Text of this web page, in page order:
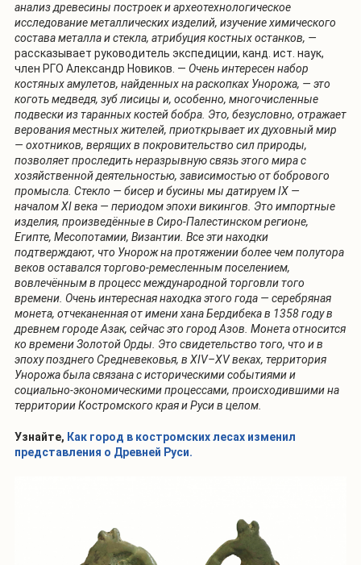
анализ древесины построек и археотехнологическое
исследование металлических изделий, изучение химического
состава металла и стекла, атрибуция костных останков, —
рассказывает руководитель экспедиции, канд. ист. наук,
член РГО Александр Новиков. — Очень интересен набор
костяных амулетов, найденных на раскопках Унорожа, — это
коготь медведя, зуб лисицы и, особенно, многочисленные
подвески из таранных костей бобра. Это, безусловно, отражает
верования местных жителей, приоткрывает их духовный мир
— охотников, верящих в покровительство сил природы,
позволяет проследить неразрывную связь этого мира с
хозяйственной деятельностью, зависимостью от бобрового
промысла. Стекло — бисер и бусины мы датируем IX —
началом XI века — периодом эпохи викингов. Это импортные
изделия, произведённые в Сиро-Палестинском регионе,
Египте, Месопотамии, Византии. Все эти находки
подтверждают, что Унорож на протяжении более чем полутора
веков оставался торгово-ремесленным поселением,
вовлечённым в процесс международной торговли того
времени. Очень интересная находка этого года — серебряная
монета, отчеканенная от имени хана Бердибека в 1358 году в
древнем городе Азак, сейчас это город Азов. Монета относится
ко времени Золотой Орды. Это свидетельство того, что и в
эпоху позднего Средневековья, в XIV–XV веках, территория
Унорожа была связана с историческими событиями и
социально-экономическими процессами, происходившими на
территории Костромского края и Руси в целом.
Узнайте, Как город в костромских лесах изменил
представления о Древней Руси.